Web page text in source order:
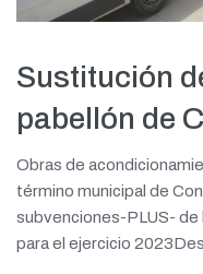
Sustitución
pabellón de
Obras de
término municipal de
subvenciones-PLUS- de
para el ejercicio